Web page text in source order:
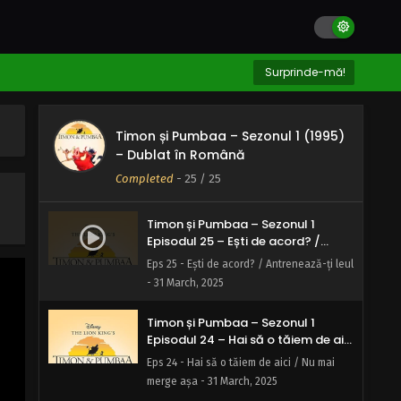
Surprinde-mă!
Timon și Pumbaa – Sezonul 1 (1995)
– Dublat în Română
Completed - 25 / 25
Timon și Pumbaa – Sezonul 1
Episodul 25 – Ești de acord? /
Antrenează-ți leul
Eps 25 - Ești de acord? / Antrenează-ți leul
- 31 March, 2025
Timon și Pumbaa – Sezonul 1
Episodul 24 – Hai să o tăiem de aici
/ Nu mai merge așa
Eps 24 - Hai să o tăiem de aici / Nu mai
merge așa - 31 March, 2025